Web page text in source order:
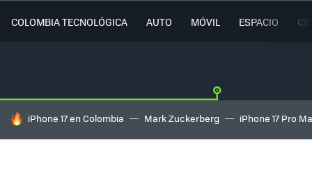
COLOMBIA TECNOLÓGICA AUTO MÓVIL ESPACIO
HOY SE HABLA DE
iPhone 17 en Colombia Mark Zuckerberg iPhone 17 Pro